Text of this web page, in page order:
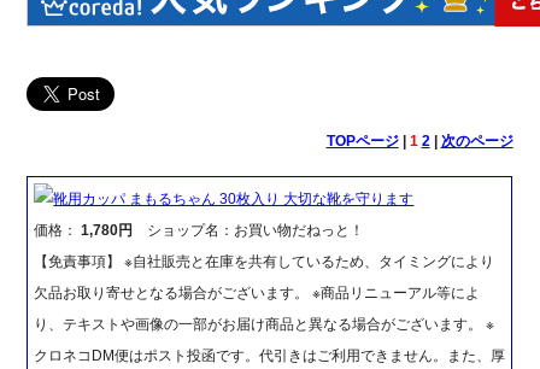
TOPページ| 1 2| 次のページ
靴用カッパ まもるちゃん 30枚入り 大切な靴を守ります
価格：1,780円
ショップ名：お買い物だねっと！
【免責事項】 ※自社販売と在庫を共有しているため、タイミングにより
欠品お取り寄せとなる場合がございます。 ※商品リニューアル等によ
り、テキストや画像の一部がお届け商品と異なる場合がございます。 ※
クロネコDM便はポスト投函です。代引きはご利用できません。また、厚